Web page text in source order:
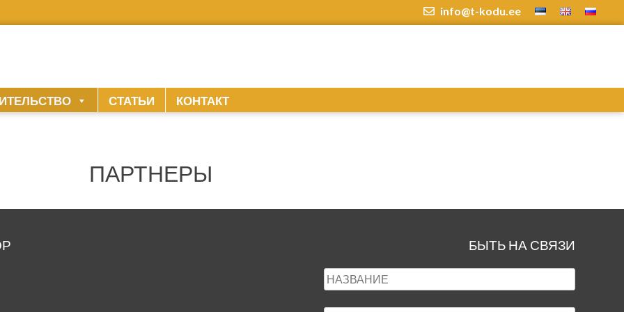
info@t-kodu.ee
СТАТЬИ КОНТАКТ
ПАРТНЕРЫ
БЫТЬ НА СВЯЗИ